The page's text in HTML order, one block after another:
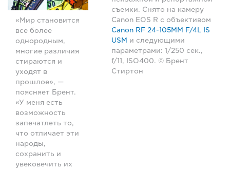
«Мир становится
все более
однородным,
многие различия
стираются и
уходят в
прошлое», —
поясняет Брент.
«У меня есть
возможность
запечатлеть то,
что отличает эти
народы,
сохранить и
увековечить их
съемки. Снято на камеру
Canon EOS R с объективом
Canon RF 24-105MM F/4L IS
USM и следующими
параметрами: 1/250 сек.,
f/11, ISO400. © Брент
Стиртон